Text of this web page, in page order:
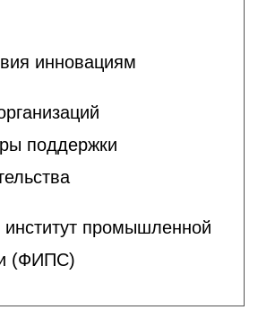
инновациям
поддержки
промышленной
(ФИПС)